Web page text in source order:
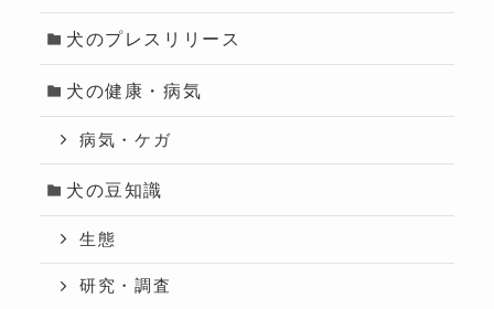
犬のプレスリリース
犬の健康・病気
病気・ケガ
犬の豆知識
生態
研究・調査